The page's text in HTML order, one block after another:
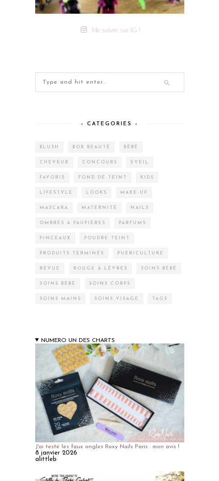
Me suivre sur IG !
– CATEGORIES –
BLUSH BOX BEAUTÉ BÉBÉ
CHEVEUX CONCOURS EVEIL
FAVORIS FOND DE TEINT KIDS
LIFESTYLE LOOKS MAKE-UP
MASCARA MATERNITÉ NAILS
OMBRES À PAUPIÈRES PARFUMS
PINCEAUX POUDRE TEINT
PRODUITS TERMINÉS PUÉRICULTURE
REVUE ROUGE À LÈVRES SOINS BÉBÉ
SOINS BÉBÉ SOINS CORPS
SOINS MAINS SOINS VISAGE TAGS
NUMERO UN DES CHARTS
J'ai testé les faux ongles Roxy Nails Paris : mon avis !
8 janvier 2026
alittleb